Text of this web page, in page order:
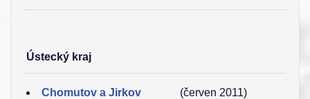
Ústecký kraj
Chomutov a Jirkov (červen 2011)